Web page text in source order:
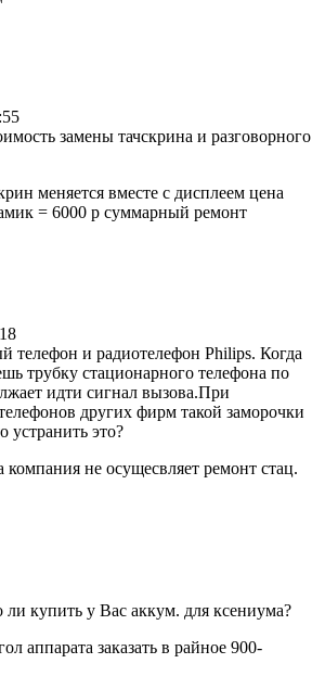
замены тачскрина и разговорного
меняется вместе с дисплеем цена
= 6000 р суммарный ремонт
телефон и радиотелефон Philips. Когда
трубку стационарного телефона по
идти сигнал вызова.При
других фирм такой заморочки
устранить это?
не осущесвляет ремонт стац.
ли купить у Вас аккум. для ксениума?
аппарата заказать в райное 900-